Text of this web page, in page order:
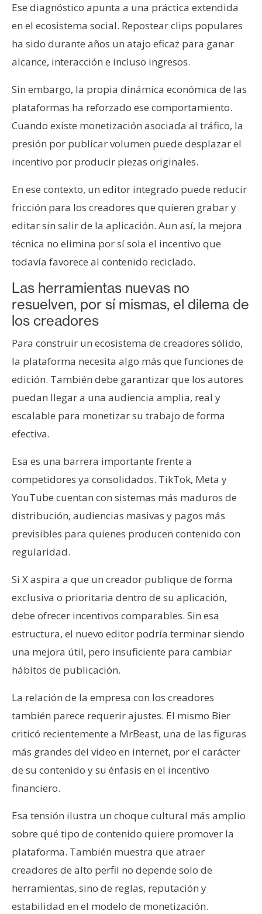
Ese diagnóstico apunta a una práctica extendida
en el ecosistema social. Repostear clips populares
ha sido durante años un atajo eficaz para ganar
alcance, interacción e incluso ingresos.
Sin embargo, la propia dinámica económica de las
plataformas ha reforzado ese comportamiento.
Cuando existe monetización asociada al tráfico, la
presión por publicar volumen puede desplazar el
incentivo por producir piezas originales.
En ese contexto, un editor integrado puede reducir
fricción para los creadores que quieren grabar y
editar sin salir de la aplicación. Aun así, la mejora
técnica no elimina por sí sola el incentivo que
todavía favorece al contenido reciclado.
Las herramientas nuevas no
resuelven, por sí mismas, el dilema de
los creadores
Para construir un ecosistema de creadores sólido,
la plataforma necesita algo más que funciones de
edición. También debe garantizar que los autores
puedan llegar a una audiencia amplia, real y
escalable para monetizar su trabajo de forma
efectiva.
Esa es una barrera importante frente a
competidores ya consolidados. TikTok, Meta y
YouTube cuentan con sistemas más maduros de
distribución, audiencias masivas y pagos más
previsibles para quienes producen contenido con
regularidad.
Si X aspira a que un creador publique de forma
exclusiva o prioritaria dentro de su aplicación,
debe ofrecer incentivos comparables. Sin esa
estructura, el nuevo editor podría terminar siendo
una mejora útil, pero insuficiente para cambiar
hábitos de publicación.
La relación de la empresa con los creadores
también parece requerir ajustes. El mismo Bier
criticó recientemente a MrBeast, una de las figuras
más grandes del video en internet, por el carácter
de su contenido y su énfasis en el incentivo
financiero.
Esa tensión ilustra un choque cultural más amplio
sobre qué tipo de contenido quiere promover la
plataforma. También muestra que atraer
creadores de alto perfil no depende solo de
herramientas, sino de reglas, reputación y
estabilidad en el modelo de monetización.